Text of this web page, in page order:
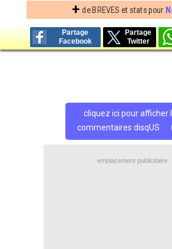
+ de BREVES et stats pour
Partage
Facebook
Partage
Twitter
cliquez ici pour afficher
commentaires disqUS
emplacement publicitaire